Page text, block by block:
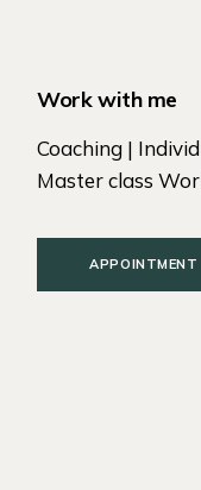
Work with me
Coaching |
Master class
APPOINTMENT